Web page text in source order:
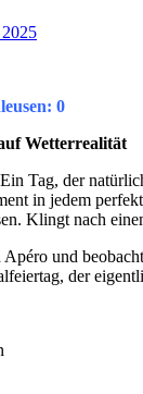
0
Wetterrealität
Tag, der
in jedem
Klingt nach
und
der